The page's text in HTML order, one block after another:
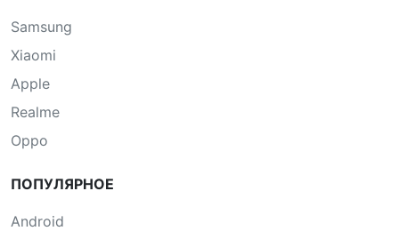
Samsung
Xiaomi
Apple
Realme
Oppo
ПОПУЛЯРНОЕ
Android